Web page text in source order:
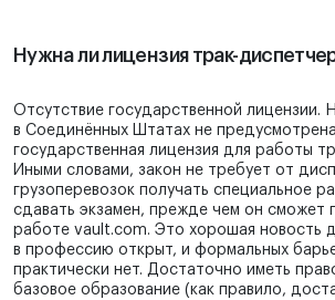
Нужна ли лицензия трак-
Отсутствие государственной лицензии.
в Соединённых Штатах не
государственная лицензия для работы
Иными словами, закон не требует от
грузоперевозок получать специальное
сдавать экзамен, прежде чем он сможет
работе vault.com. Это хорошая новость
в профессию открыт, и формальных
практически нет. Достаточно иметь
базовое образование (как правило,